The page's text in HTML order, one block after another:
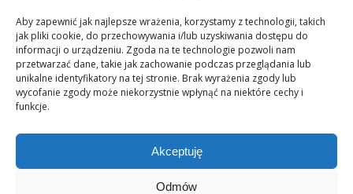
Aby zapewnić jak najlepsze wrażenia, korzystamy z technologii, takich
jak pliki cookie, do przechowywania i/lub uzyskiwania dostępu do
informacji o urządzeniu. Zgoda na te technologie pozwoli nam
przetwarzać dane, takie jak zachowanie podczas przeglądania lub
unikalne identyfikatory na tej stronie. Brak wyrażenia zgody lub
wycofanie zgody może niekorzystnie wpłynąć na niektóre cechy i
funkcje.
Akceptuję
Odmów
Daria Dudzik. Kocham Cię
17 kwietnia 2026